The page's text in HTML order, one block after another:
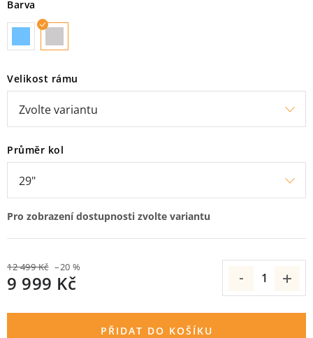
KONTAKT
OBCHODNÍ PODMÍNKY
E-SHOP
O nás Proč kolo od nás
Možnosti dopravy
Půjčovna historických kol
Barva
Velikost rámu
Průměr kol
12 499 Kč –20 %
9 999 Kč
PŘIDAT DO KOŠÍKU